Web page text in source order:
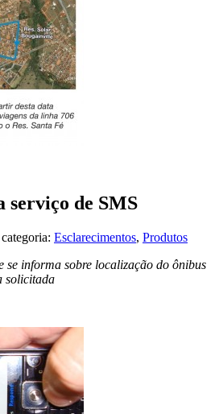
serviço de SMS
Esclarecimentos, Produtos
se informa sobre localização do ônibus
solicitada